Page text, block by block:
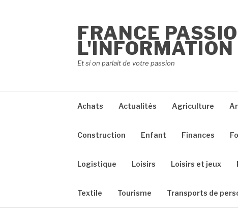
FRANCE
Et si on parlait de votre passion
Achats Actualités Agriculture
Construction Enfant Finances
Logistique Loisirs Loisirs et jeux
Textile Tourisme Transports de